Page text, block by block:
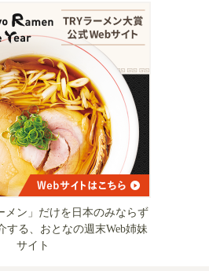
メン」だけを日本のみならず
する、おとなの週末Web姉妹
サイト